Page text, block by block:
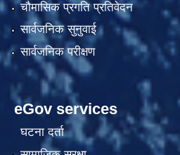
चौमासिक प्रगति प्रतिवेदन
सार्वजनिक सुनुवाई
सार्वजनिक परीक्षण
eGov services
घटना दर्ता